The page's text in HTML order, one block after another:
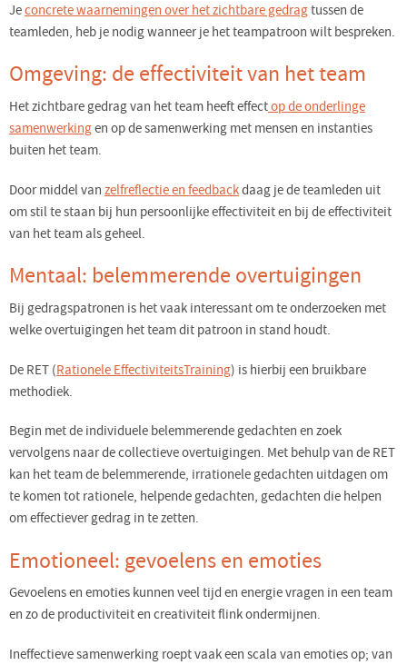
Jeconcrete waarnemingen over het zichtbare gedragtussen de
teamleden, heb je nodig wanneer je het teampatroon wilt bespreken.
Omgeving: de effectiviteit van het team
Het zichtbare gedrag van het team heeft effectop de onderlinge
samenwerkingen op de samenwerking met mensen en instanties
buiten het team.
Door middel van zelfreflectie en feedbackdaag je de teamleden uit
om stil te staan bij hun persoonlijke effectiviteit en bij de effectiviteit
van het team als geheel.
Mentaal: belemmerende overtuigingen
Bij gedragspatronen is het vaak interessant om te onderzoeken met
welke overtuigingen het team dit patroon in stand houdt.
De RET (Rationele EffectiviteitsTraining) is hierbij een bruikbare
methodiek.
Begin met de individuele belemmerende gedachten en zoek
vervolgens naar de collectieve overtuigingen. Met behulp van de RET
kan het team de belemmerende, irrationele gedachten uitdagen om
te komen tot rationele, helpende gedachten, gedachten die helpen
om effectiever gedrag in te zetten.
Emotioneel: gevoelens en emoties
Gevoelens en emoties kunnen veel tijd en energie vragen in een team
en zo de productiviteit en creativiteit flink ondermijnen.
Ineffectieve samenwerking roept vaak een scala van emoties op; van